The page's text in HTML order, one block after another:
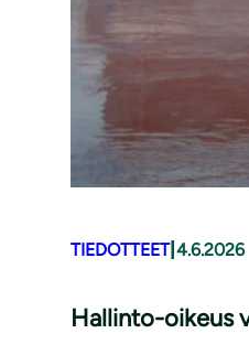
TIEDOTTEET| 4.6.2026
Hallinto-oikeus